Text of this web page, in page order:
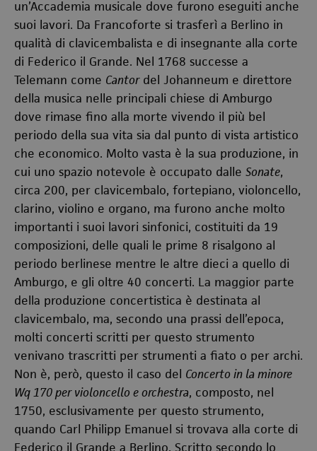
un’Accademia musicale dove furono eseguiti anche
suoi lavori. Da Francoforte si trasferì a Berlino in
qualità di clavicembalista e di insegnante alla corte
di Federico il Grande. Nel 1768 successe a
Telemann come Cantordel Johanneum e direttore
della musica nelle principali chiese di Amburgo
dove rimase fino alla morte vivendo il più bel
periodo della sua vita sia dal punto di vista artistico
che economico. Molto vasta è la sua produzione, in
cui uno spazio notevole è occupato dalle Sonate,
circa 200, per clavicembalo, fortepiano, violoncello,
clarino, violino e organo, ma furono anche molto
importanti i suoi lavori sinfonici, costituiti da 19
composizioni, delle quali le prime 8 risalgono al
periodo berlinese mentre le altre dieci a quello di
Amburgo, e gli oltre 40 concerti. La maggior parte
della produzione concertistica è destinata al
clavicembalo, ma, secondo una prassi dell’epoca,
molti concerti scritti per questo strumento
venivano trascritti per strumenti a fiato o per archi.
Non è, però, questo il caso del Concerto in la minore
Wq 170 per violoncello e orchestra, composto, nel
1750, esclusivamente per questo strumento,
quando Carl Philipp Emanuel si trovava alla corte di
Federico il Grande a Berlino. Scritto secondo lo